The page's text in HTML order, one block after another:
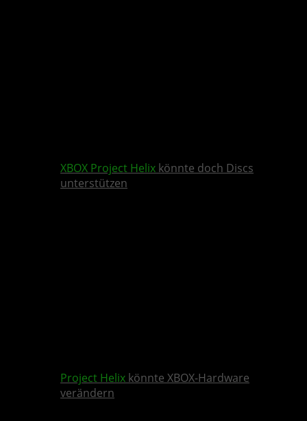
XBOX Project Helix könnte doch Discs
unterstützen
Project Helix könnte XBOX-Hardware
verändern